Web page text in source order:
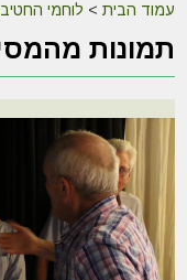
עמוד הבית > לוחמי
תמונות